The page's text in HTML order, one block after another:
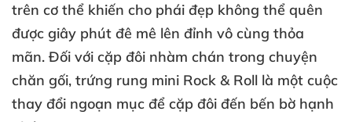
trên cơ thể khiến cho phái đẹp không thể quên
được giây phút đê mê lên đỉnh vô cùng thỏa
mãn. Đối với cặp đôi nhàm chán trong chuyện
chăn gối, trứng rung mini Rock & Roll là một cuộc
thay đổi ngoạn mục để cặp đôi đến bến bờ hạnh